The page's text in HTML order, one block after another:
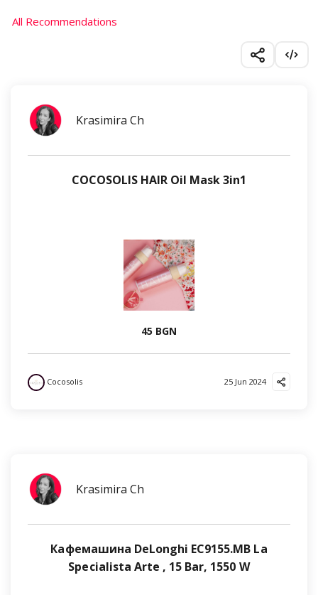
All Recommendations
Krasimira Ch
COCOSOLIS HAIR Oil Mask 3in1
45 BGN
Cocosolis 25 Jun 2024
Krasimira Ch
Кафемашина DeLonghi EC9155.MB La
Specialista Arte , 15 Bar, 1550 W